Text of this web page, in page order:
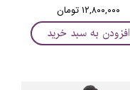
۱۲,۸۰۰,۰۰۰ تومان
افزودن به سبد خرید